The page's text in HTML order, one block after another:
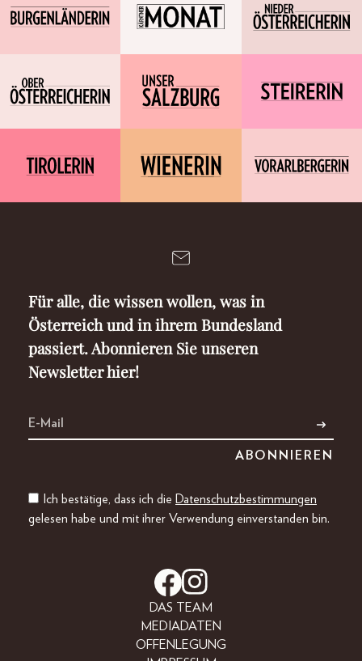
Für alle, die wissen wollen, was in
Österreich und in ihrem Bundesland
passiert. Abonnieren Sie unseren
Newsletter hier!
Ich bestätige, dass ich die Datenschutzbestimmungen
gelesen habe und mit ihrer Verwendung einverstanden bin.
DAS TEAM
MEDIADATEN
OFFENLEGUNG